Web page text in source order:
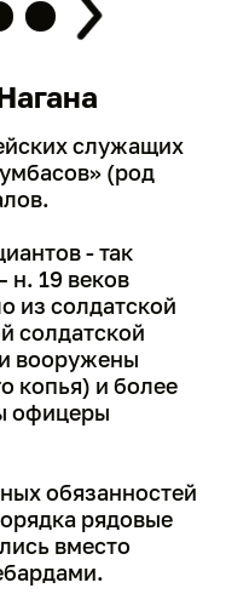
служащих
(род
- так
н. 19 веков
из солдатской
солдатской
вооружены
копья) и более
офицеры
обязанностей
рядовые
вместо